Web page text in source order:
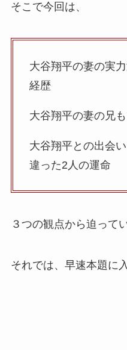
そこで今回は、
大谷翔平の妻の実
経歴
大谷翔平の妻の兄も
大谷翔平との出会
違った2人の運命
３つの観点から迫って
それでは、早速本題に